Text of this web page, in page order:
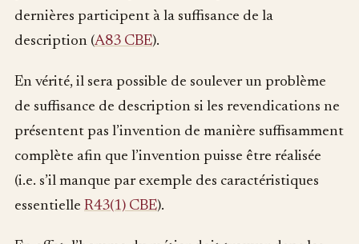
dernières participent à la suffisance de la
description (A83 CBE).
En vérité, il sera possible de soulever un problème
de suffisance de description si les revendications ne
présentent pas l’invention de manière suffisamment
complète afin que l’invention puisse être réalisée
(i.e. s’il manque par exemple des caractéristiques
essentielle R43(1) CBE).